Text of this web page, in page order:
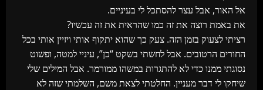
אל האור, אבל עצר להסתכל לי בעיניים.
את באמת רוצה את זה כמו שהראית את זה עכשיו?
רציתי לצעוק בזמן הזה. צעק כך שהוא יתקוף אותי ויזיין אותי בכל
החורים הרטובים. אבל לחשתי בשקט “כן”, עיניי למטה, ופשוט
נסוגתי ממנו כדי לא להתגרות במשהו ממורמר. אבל המילים שלי
שיחקו לי דבר מעניין. החלטתי לצאת משם, השלמתי שזה לא